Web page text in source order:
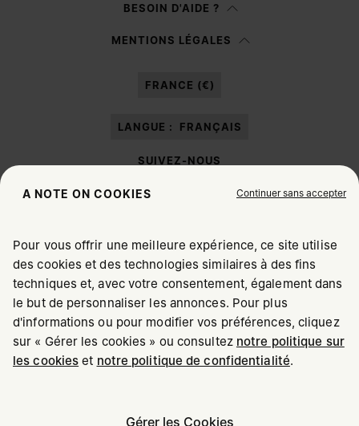
différents canaux de communication en ligne et hors ligne comme cela est
BESOIN D'AIDE ?
MENTIONS LÉGALES
FRANCE (€)
LANGUE : FRANÇAIS
SUIVEZ-NOUS
Maison Margiela MM6
Maison Margiela fait partie du Groupe OTB
CHOISISSEZ VOTRE LOCALISATION
Il semblerait que vous soyez à United States. Souhaitez-
vous mettre à jour votre localisation ?
United States
A NOTE ON COOKIES Continuer sans accepter
Pour vous offrir une meilleure expérience, ce site utilise
des cookies et des technologies similaires à des fins
techniques et, avec votre consentement, également dans
le but de personnaliser les annonces. Pour plus
d'informations ou pour modifier vos préférences, cliquez
sur « Gérer les cookies » ou consultez notre politique sur
les cookies et notre politique de confidentialité.
Gérer les Cookies